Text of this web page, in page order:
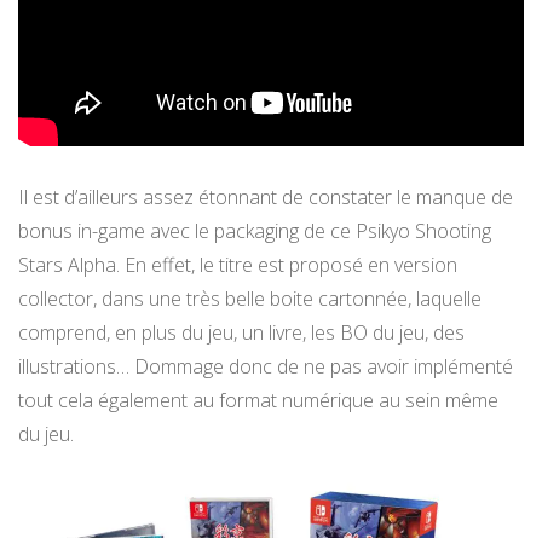
Il est d’ailleurs assez étonnant de constater le manque de
bonus in-game avec le packaging de ce Psikyo Shooting
Stars Alpha. En effet, le titre est proposé en version
collector, dans une très belle boite cartonnée, laquelle
comprend, en plus du jeu, un livre, les BO du jeu, des
illustrations… Dommage donc de ne pas avoir implémenté
tout cela également au format numérique au sein même
du jeu.